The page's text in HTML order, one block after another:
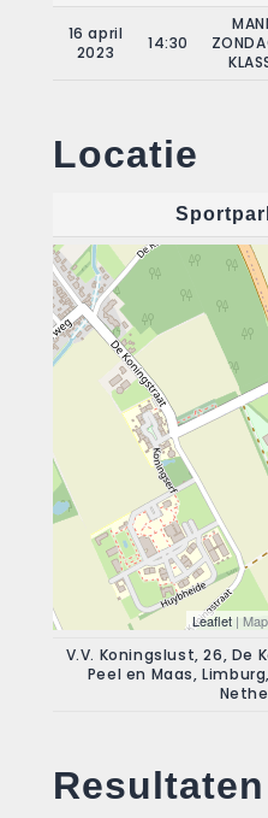
16 april
2023
14:30
Locatie
Leaflet |
V.V. Koningslust, 26, De
Peel en Maas,
Resultaten